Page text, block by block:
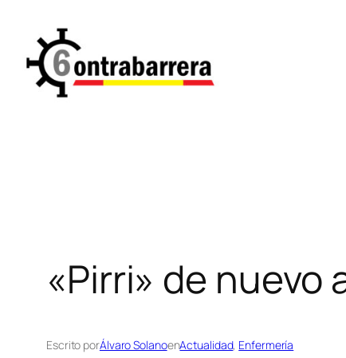
contenido
«Pirri» de nuevo
Escrito porÁlvaro SolanoenActualidad, Enfermería